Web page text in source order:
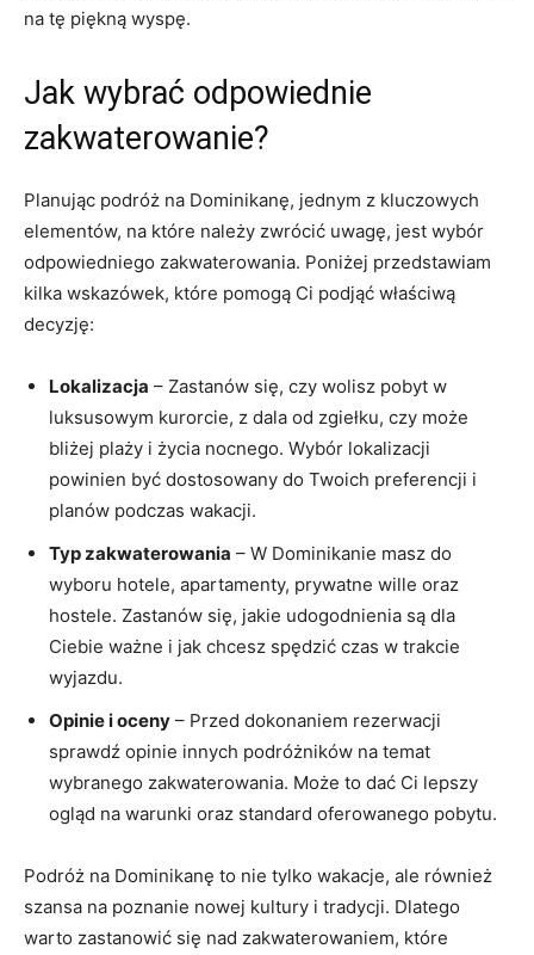
na ​tę piękną wyspę.
Jak ‌wybrać odpowiednie
zakwaterowanie?
Planując podróż ‍na Dominikanę, jednym z kluczowych
elementów, ‍na które należy zwrócić​ uwagę, jest⁢ wybór
odpowiedniego zakwaterowania. Poniżej przedstawiam
kilka wskazówek, które​ pomogą Ci podjąć⁣ właściwą
decyzję:
Lokalizacja – Zastanów się, czy wolisz pobyt w
luksusowym kurorcie, z dala od zgiełku, czy może
bliżej⁢ plaży i życia nocnego. Wybór lokalizacji​
powinien‍ być dostosowany ⁤do Twoich preferencji i
planów podczas‌ wakacji.
Typ zakwaterowania – W Dominikanie masz do
wyboru hotele, apartamenty, prywatne wille oraz
hostele. Zastanów się, jakie udogodnienia są dla
Ciebie ważne i jak chcesz spędzić czas w trakcie
wyjazdu.
Opinie i oceny – Przed dokonaniem⁢ rezerwacji
sprawdź opinie innych‍ podróżników na temat
wybranego zakwaterowania. Może to dać ‌Ci lepszy‍
ogląd na warunki oraz⁤ standard oferowanego pobytu.
Podróż na Dominikanę to nie tylko wakacje, ale również
szansa ‌na poznanie nowej ⁤kultury ‌i ​tradycji. ⁣Dlatego
warto zastanowić ⁤się nad‌ zakwaterowaniem, które